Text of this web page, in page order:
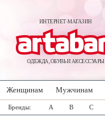
ИНТЕРНЕТ-МАГАЗИН
ОДЕЖДА, ОБУВЬ И АКСЕССУАРЫ
Женщинам Мужчинам
Бренды: A B C